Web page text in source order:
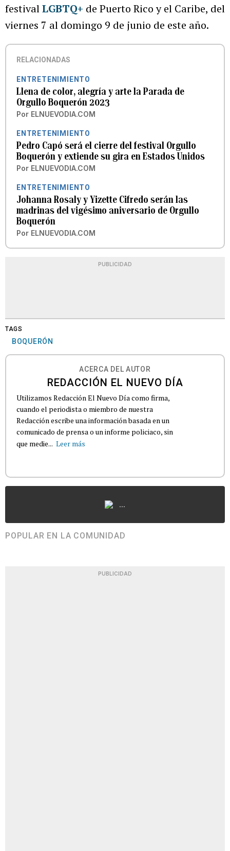
festivalLGBTQ+ de Puerto Rico y el Caribe, del
viernes 7 al domingo 9 de junio de este año.
RELACIONADAS
ENTRETENIMIENTO
Llena de color, alegría y arte la Parada de
Orgullo Boquerón 2023
Por ELNUEVODIA.COM
ENTRETENIMIENTO
Pedro Capó será el cierre del festival Orgullo
Boquerón y extiende su gira en Estados Unidos
Por ELNUEVODIA.COM
ENTRETENIMIENTO
Johanna Rosaly y Yizette Cifredo serán las
madrinas del vigésimo aniversario de Orgullo
Boquerón
Por ELNUEVODIA.COM
PUBLICIDAD
TAGS
BOQUERÓN
ACERCA DEL AUTOR
REDACCIÓN EL NUEVO DÍA
Utilizamos Redacción El Nuevo Día como firma,
cuando el periodista o miembro de nuestra
Redacción escribe una información basada en un
comunicado de prensa o un informe policiaco, sin
que medie... Leer más
...
POPULAR EN LA COMUNIDAD
PUBLICIDAD